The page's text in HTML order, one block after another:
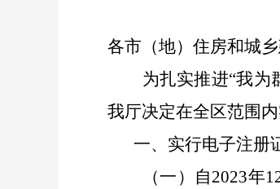
各市（地） 住房和城乡
为扎实推进“我为
我厅决定在全区范围
一、实行电子注册
（一） 自2023年1